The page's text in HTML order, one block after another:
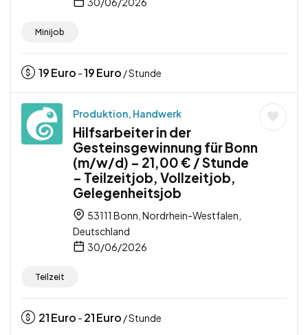
Minijob
19Euro -19Euro / Stunde
Produktion, Handwerk
Hilfsarbeiter in der
Gesteinsgewinnung für Bonn
(m/w/d) – 21,00 € / Stunde
– Teilzeitjob, Vollzeitjob,
Gelegenheitsjob
53111 Bonn, Nordrhein-Westfalen,
Deutschland
30/06/2026
Teilzeit
21Euro - 21Euro / Stunde